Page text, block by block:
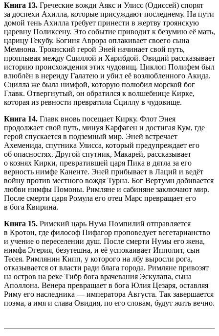
Книга 13. Греческие вожди Аякс и Улисс (Одиссей) спорят
за доспехи Ахилла, которые присуждают последнему. На пути
домой тень Ахилла требует принести в жертву троянскую
царевну Поликсену. Это событие приводит к безумию её мать,
царицу Гекубу. Богиня Аврора оплакивает своего сына
Мемнона. Троянский герой Эней начинает свой путь,
проплывая между Сциллой и Харибдой. Овидий рассказывает
историю происхождения этих чудовищ. Циклоп Полифем был
влюблён в нереиду Галатею и убил её возлюбленного Акида.
Сцилла же была нимфой, которую полюбил морской бог
Главк. Отвергнутый, он обратился к волшебнице Кирке,
которая из ревности превратила Сциллу в чудовище.
Книга 14. Главк вновь посещает Кирку. Флот Энея
продолжает свой путь, минуя Карфаген и достигая Кум, где
герой спускается в подземный мир. Эней встречает
Ахеменида, спутника Улисса, который предупреждает его
об опасностях. Другой спутник, Макарей, рассказывает
о кознях Кирки, превратившей царя Пика в дятла за его
верность нимфе Каненте. Эней прибывает в Лаций и ведёт
войну против местного вождя Турна. Бог Вертумн добивается
любви нимфы Помоны. Римляне и сабиняне заключают мир.
После смерти царя Ромула его отец Марс превращает его
в бога Квирина.
Книга 15. Римский царь Нума Помпилий отправляется
в Кротон, где философ Пифагор проповедует вегетарианство
и учение о переселении душ. После смерти Нумы его жена,
нимфа Эгерия, безутешна, и её успокаивает Ипполит, сын
Тесея. Римлянин Кипп, у которого на лбу выросли рога,
отказывается от власти ради блага города. Римляне привозят
на остров на реке Тибр бога врачевания Эскулапа, сына
Аполлона. Венера превращает в бога Юлия Цезаря, оставляя
Риму его наследника — императора Августа. Так завершается
поэма, а имя и слава Овидия, по его словам, будут жить вечно.